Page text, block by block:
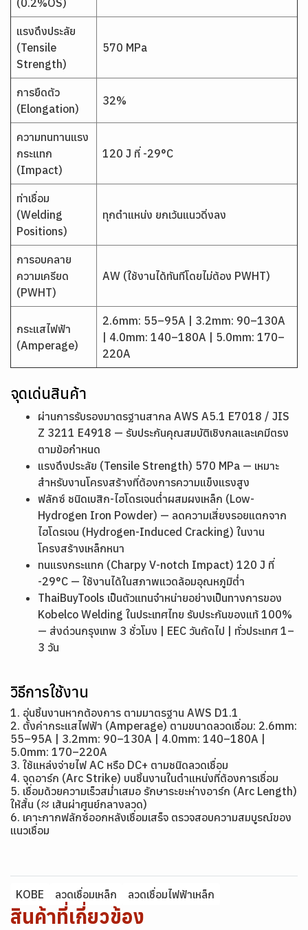
(0.2%OS)
แรงดึงประลัย
(Tensile
Strength)
570 MPa
การยืดตัว
(Elongation)
32%
ความทนทานแรง
กระแทก
(Impact)
120 J ที่ -29°C
ท่าเชื่อม
(Welding
Positions)
ทุกตำแหน่ง ยกเว้นแนวดิ่งลง
การอบคลาย
ความเครียด
(PWHT)
AW (ใช้งานได้ทันทีโดยไม่ต้อง PWHT)
กระแสไฟฟ้า
(Amperage)
2.6mm: 55–95A | 3.2mm: 90–130A
| 4.0mm: 140–180A | 5.0mm: 170–
220A
จุดเด่นสินค้า
ผ่านการรับรองมาตรฐานสากล AWS A5.1 E7018 / JIS
Z 3211 E4918 — รับประกันคุณสมบัติเชิงกลและเคมีตรง
ตามข้อกำหนด
แรงดึงประลัย (Tensile Strength) 570 MPa — เหมาะ
สำหรับงานโครงสร้างที่ต้องการความแข็งแรงสูง
ฟลักซ์ ชนิดเบสิก-ไฮโดรเจนต่ำผสมผงเหล็ก (Low-
Hydrogen Iron Powder) — ลดความเสี่ยงรอยแตกจาก
ไฮโดรเจน (Hydrogen-Induced Cracking) ในงาน
โครงสร้างเหล็กหนา
ทนแรงกระแทก (Charpy V-notch Impact) 120 J ที่
-29°C — ใช้งานได้ในสภาพแวดล้อมอุณหภูมิต่ำ
ThaiBuyTools เป็นตัวแทนจำหน่ายอย่างเป็นทางการของ
Kobelco Welding ในประเทศไทย รับประกันของแท้ 100%
— ส่งด่วนกรุงเทพ 3 ชั่วโมง | EEC วันถัดไป | ทั่วประเทศ 1–
3 วัน
วิธีการใช้งาน
1. อุ่นชิ้นงานหากต้องการ ตามมาตรฐาน AWS D1.1
2. ตั้งค่ากระแสไฟฟ้า (Amperage) ตามขนาดลวดเชื่อม: 2.6mm:
55–95A | 3.2mm: 90–130A | 4.0mm: 140–180A |
5.0mm: 170–220A
3. ใช้แหล่งจ่ายไฟ AC หรือ DC+ ตามชนิดลวดเชื่อม
4. จุดอาร์ก (Arc Strike) บนชิ้นงานในตำแหน่งที่ต้องการเชื่อม
5. เชื่อมด้วยความเร็วสม่ำเสมอ รักษาระยะห่างอาร์ก (Arc Length)
ให้สั้น (≈ เส้นผ่าศูนย์กลางลวด)
6. เคาะกากฟลักซ์ออกหลังเชื่อมเสร็จ ตรวจสอบความสมบูรณ์ของ
แนวเชื่อม
KOBE ลวดเชื่อมเหล็ก ลวดเชื่อมไฟฟ้าเหล็ก
สินค้าที่เกี่ยวข้อง